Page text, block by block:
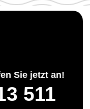
Sie jetzt an!
511